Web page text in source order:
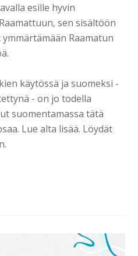
esille hyvin
sen sisältöön
Raamatun
käytössä ja suomeksi -
- on jo todella
suomentamassa tätä
Lue alta lisää. Löydät